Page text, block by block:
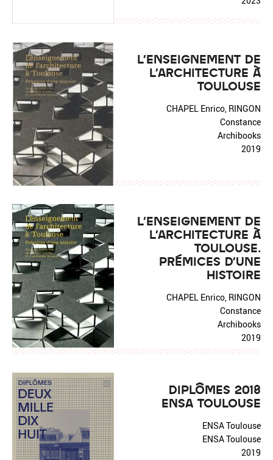
L'ENSEIGNEMENT DE
L'ARCHITECTURE À
TOULOUSE
CHAPEL Enrico, RINGON
Constance
Archibooks
2019
L'ENSEIGNEMENT DE
L'ARCHITECTURE À
TOULOUSE.
PRÉMICES D'UNE
HISTOIRE
CHAPEL Enrico, RINGON
Constance
Archibooks
2019
DIPLÔMES 2018
ENSA TOULOUSE
ENSA Toulouse
ENSA Toulouse
2019